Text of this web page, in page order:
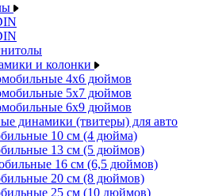
и колонки
4x6 дюймов
5x7 дюймов
6x9 дюймов
динамики (твитеры) для авто
10 см (4 дюйма)
13 см (5 дюймов)
16 см (6,5 дюймов)
20 см (8 дюймов)
25 см (10 дюймов)